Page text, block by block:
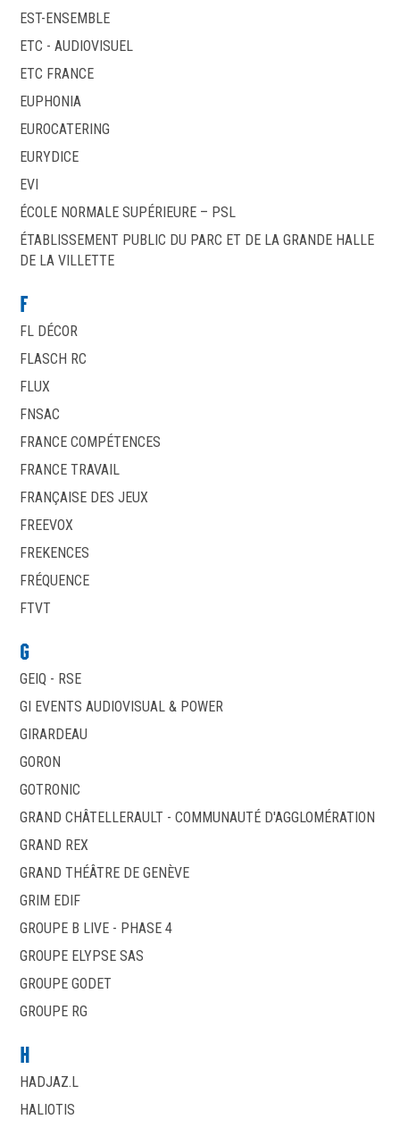
EST-ENSEMBLE
ETC - AUDIOVISUEL
ETC FRANCE
EUPHONIA
EUROCATERING
EURYDICE
EVI
ÉCOLE NORMALE SUPÉRIEURE – PSL
ÉTABLISSEMENT PUBLIC DU PARC ET DE LA GRANDE HALLE
DE LA VILLETTE
F
FL DÉCOR
FLASCH RC
FLUX
FNSAC
FRANCE COMPÉTENCES
FRANCE TRAVAIL
FRANÇAISE DES JEUX
FREEVOX
FREKENCES
FRÉQUENCE
FTVT
G
GEIQ - RSE
GI EVENTS AUDIOVISUAL & POWER
GIRARDEAU
GORON
GOTRONIC
GRAND CHÂTELLERAULT - COMMUNAUTÉ D'AGGLOMÉRATION
GRAND REX
GRAND THÉÂTRE DE GENÈVE
GRIM EDIF
GROUPE B LIVE - PHASE 4
GROUPE ELYPSE SAS
GROUPE GODET
GROUPE RG
H
HADJAZ.L
HALIOTIS